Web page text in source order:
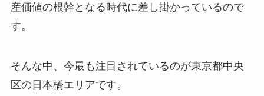
産価値の根幹となる時代に差し掛かっているので
す。
そんな中、今最も注目されているのが東京都中央
区の日本橋エリアです。